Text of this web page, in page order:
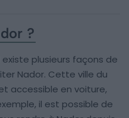
?
plusieurs façons de
Nador. Cette ville du
accessible en voiture,
il est possible de